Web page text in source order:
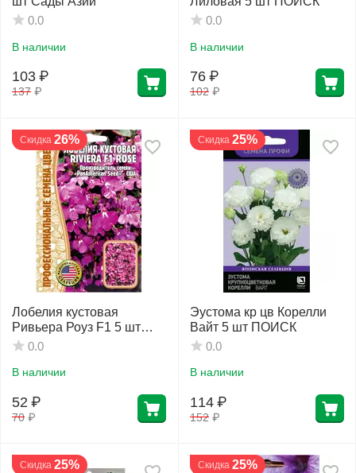
0.0
В наличии
137 ₽
103 ₽
0.0
В наличии
102 ₽
76 ₽
Скидка 26%
Лобелия кустовая
Ривьера Роуз F1 5 шт
РЕДКИЕ СЕМЕНА
0.0
В наличии
70 ₽
52 ₽
Скидка 25%
Эустома кр цв Корелли
Вайт 5 шт ПОИСК
0.0
В наличии
152 ₽
114 ₽
Скидка 25% Скидка 25%